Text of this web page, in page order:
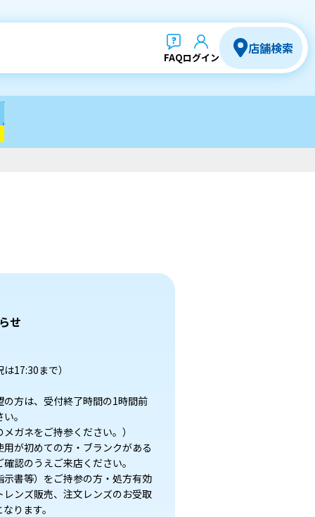
FAQログイン
店舗検索
せ
17:30まで）
方は、受付終了時間の1時間前
。
ガネをご持参ください。）
が初めての方・ブランクがある
認のうえご来店ください。
書等）をご持参の方・処方有効
ンズ販売、注文レンズのお受取
ります。